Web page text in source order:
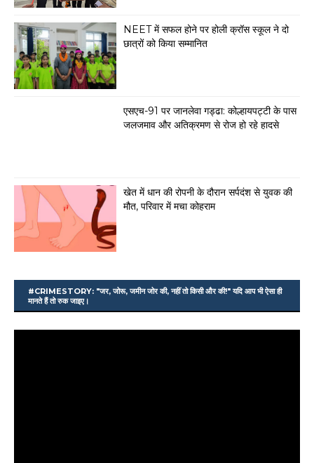
NEET में सफल होने पर होली क्रॉस स्कूल ने दो
छात्रों को किया सम्मानित
एसएच-91 पर जानलेवा गड्ढा: कोल्हायपट्टी के पास
जलजमाव और अतिक्रमण से रोज हो रहे हादसे
खेत में धान की रोपनी के दौरान सर्पदंश से युवक की
मौत, परिवार में मचा कोहराम
#CRIMESTORY: "जर, जोरू, जमीन जोर की, नहीं तो किसी और की!" यदि आप भी ऐसा ही
मानते हैं तो रुक जाइए।